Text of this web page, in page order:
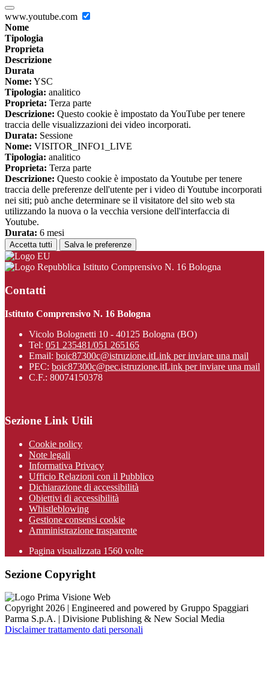
www.youtube.com
Nome
Tipologia
Proprieta
Descrizione
Durata
Nome: YSC
Tipologia: analitico
Proprieta: Terza parte
Descrizione: Questo cookie è impostato da YouTube per tenere
traccia delle visualizzazioni dei video incorporati.
Durata: Sessione
Nome: VISITOR_INFO1_LIVE
Tipologia: analitico
Proprieta: Terza parte
Descrizione: Questo cookie è impostato da Youtube per tenere
traccia delle preferenze dell'utente per i video di Youtube incorporati
nei siti; può anche determinare se il visitatore del sito web sta
utilizzando la nuova o la vecchia versione dell'interfaccia di
Youtube.
Durata: 6 mesi
Accetta tutti Salva le preferenze
Istituto Comprensivo N. 16 Bologna
Contatti
Istituto Comprensivo N. 16 Bologna
Vicolo Bolognetti 10 - 40125 Bologna (BO)
Tel: 051 235481/051 265165
Email: boic87300c@istruzione.itLink per inviare una mail
PEC: boic87300c@pec.istruzione.itLink per inviare una mail
C.F.: 80074150378
Sezione Link Utili
Cookie policy
Note legali
Informativa Privacy
Ufficio Relazioni con il Pubblico
Dichiarazione di accessibilità
Obiettivi di accessibilità
Whistleblowing
Gestione consensi cookie
Amministrazione trasparente
Pagina visualizzata 1560 volte
Sezione Copyright
Copyright 2026 | Engineered and powered by Gruppo Spaggiari
Parma S.p.A. | Divisione Publishing & New Social Media
Disclaimer trattamento dati personali